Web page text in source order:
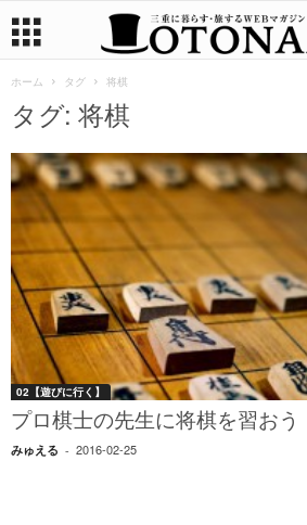
ホーム タグ 将棋
タグ: 将棋
02【遊びに行く】
プロ棋士の先生に将棋を習おう
みゅえる - 2016-02-25